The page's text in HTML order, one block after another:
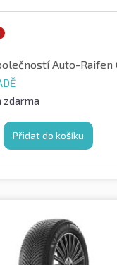
Auto-Raifen
zdarma
Přidat do košíku